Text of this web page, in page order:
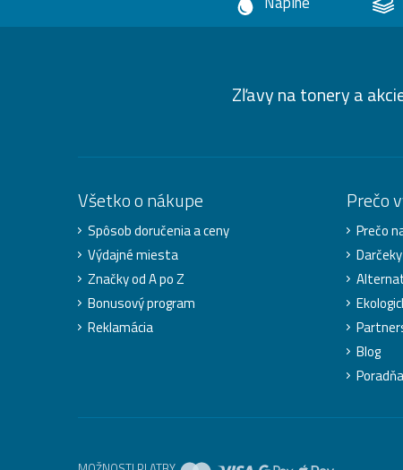
Zľavy na tonery a
Všetko o nákupe
Spôsob doručenia a ceny
Výdajné miesta
Značky od A po Z
Bonusový program
Reklamácia
Prečo
Prečo
Blog
Poradňa